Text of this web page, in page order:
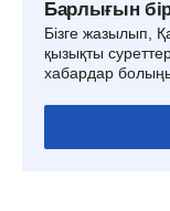
Барлығын
Бізге жазылып,
қызықты
хабардар